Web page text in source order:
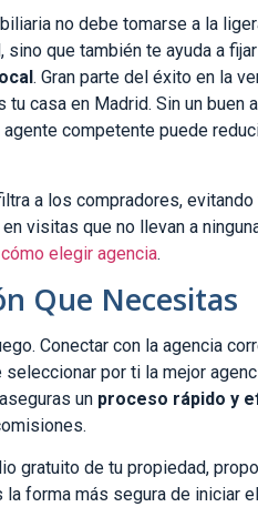
no debe tomarse a la
que también te ayuda a
. Gran parte del éxito en la
tu casa en Madrid. Sin un
competente puede
a los compradores,
visitas que no llevan a
elegir agencia.
Que Necesitas
Conectar con la agencia
seleccionar por ti la mejor
un proceso rápido y
gratuito de tu propiedad,
forma más segura de iniciar